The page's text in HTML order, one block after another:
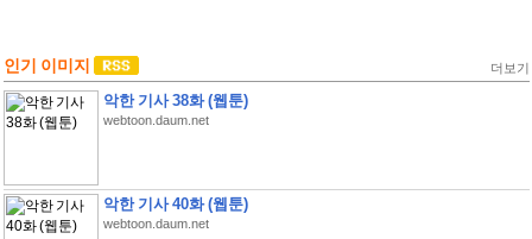
인기 이미지 더보기
악한 기사 38화 (웹툰)
webtoon.daum.net
악한 기사 40화 (웹툰)
webtoon.daum.net